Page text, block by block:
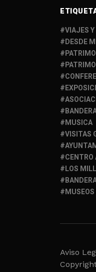
VIAJES
DESDE
MUSICA
VISITAS
LOS
Aviso